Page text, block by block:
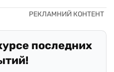
последних